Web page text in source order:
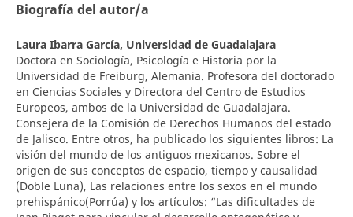
Biografía del autor/a
Laura Ibarra García, Universidad de Guadalajara
Doctora en Sociología, Psicología e Historia por la
Universidad de Freiburg, Alemania. Profesora del doctorado
en Ciencias Sociales y Directora del Centro de Estudios
Europeos, ambos de la Universidad de Guadalajara.
Consejera de la Comisión de Derechos Humanos del estado
de Jalisco. Entre otros, ha publicado los siguientes libros: La
visión del mundo de los antiguos mexicanos. Sobre el
origen de sus conceptos de espacio, tiempo y causalidad
(Doble Luna), Las relaciones entre los sexos en el mundo
prehispánico(Porrúa) y los artículos: “Las dificultades de